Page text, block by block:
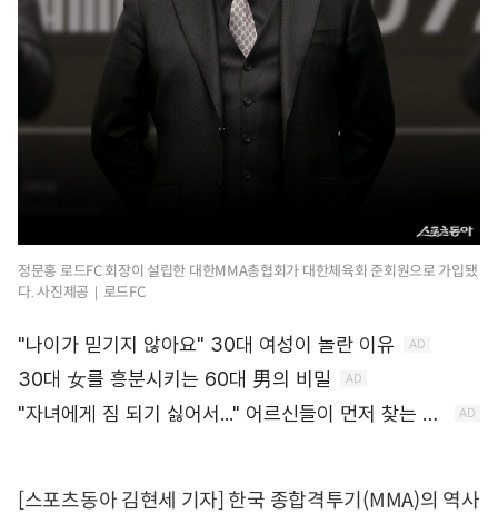
정문홍 로드FC 회장이 설립한 대한MMA총협회가 대한체육회 준회원으로 가입됐
다. 사진제공｜로드FC
[스포츠동아 김현세 기자] 한국 종합격투기(MMA)의 역사